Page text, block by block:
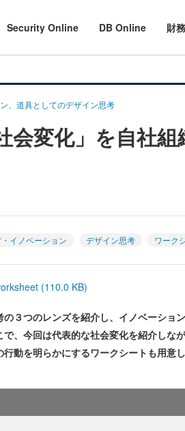
Security Online DB Online 財
、道具としてのデザイン思考
会変化」を自社
イノベーション デザイン思考 ワーク
(110.0 KB)
３つのレンズを紹介し、イノベーショ
、今回は代表的な社会変化を紹介しな
動を明らかにするワークシートも用意